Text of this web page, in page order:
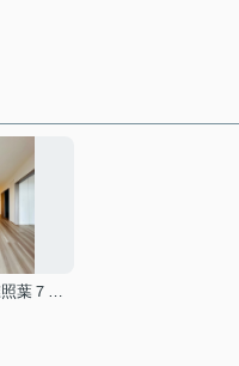
福岡市東区香椎照葉７丁目